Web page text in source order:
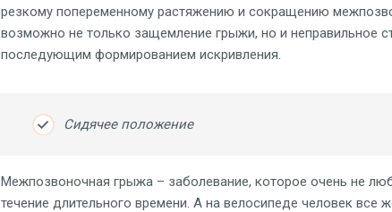
резкому попеременному растяжению и сокращению
возможно не только защемление грыжи, но и неправильное
последующим формированием искривления.
Сидячее положение
Межпозвоночная грыжа – заболевание, которое очень не
течение длительного времени. А на велосипеде человек все